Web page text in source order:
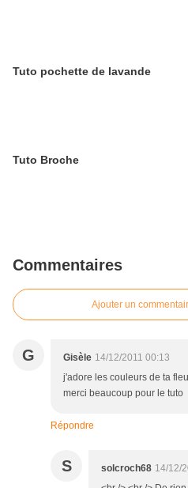
Tuto pochette de lavande
Tuto Broche
Commentaires
Ajouter un
G Gisèle 14/12/2011 00:13
j'adore les couleurs de ta
merci beaucoup pour le tuto
Répondre
S solcroch68 14/12/